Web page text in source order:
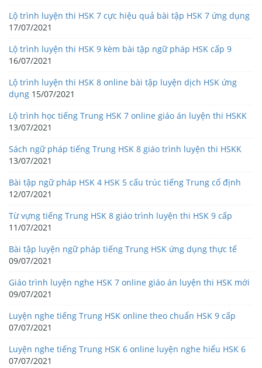
Lộ trình luyện thi HSK 7 cực hiệu quả bài tập HSK 7 ứng dụng
17/07/2021
Lộ trình luyện thi HSK 9 kèm bài tập ngữ pháp HSK cấp 9
16/07/2021
Lộ trình luyện thi HSK 8 online bài tập luyện dịch HSK ứng
dụng 15/07/2021
Lộ trình học tiếng Trung HSK 7 online giáo án luyện thi HSKK
13/07/2021
Sách ngữ pháp tiếng Trung HSK 8 giáo trình luyện thi HSKK
13/07/2021
Bài tập ngữ pháp HSK 4 HSK 5 cấu trúc tiếng Trung cố định
12/07/2021
Từ vựng tiếng Trung HSK 8 giáo trình luyện thi HSK 9 cấp
11/07/2021
Bài tập luyện ngữ pháp tiếng Trung HSK ứng dụng thực tế
09/07/2021
Giáo trình luyện nghe HSK 7 online giáo án luyện thi HSK mới
09/07/2021
Luyện nghe tiếng Trung HSK online theo chuẩn HSK 9 cấp
07/07/2021
Luyện nghe tiếng Trung HSK 6 online luyện nghe hiểu HSK 6
07/07/2021